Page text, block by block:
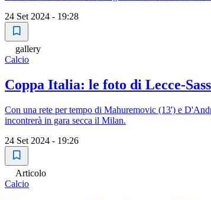
24 Set 2024 - 19:28
gallery
Calcio
Coppa Italia: le foto di Lecce-
Con una rete per tempo di Mahuremovic (13') e
incontrerà in gara secca il Milan.
24 Set 2024 - 19:26
Articolo
Calcio